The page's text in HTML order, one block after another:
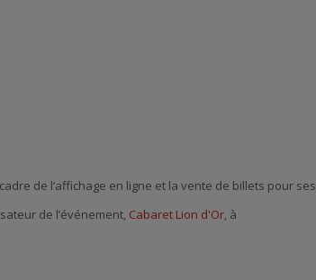
de l’affichage en ligne et la vente de billets pour ses
de l’événement, Cabaret Lion d'Or, à